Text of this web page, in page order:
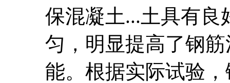
保混凝土...土具有良
匀，明显提高了钢
能。根据实际试验